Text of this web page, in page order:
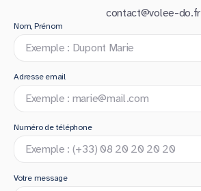
Nom, Prénom
Adresse email
Numéro de téléphone
Votre message
contact@volee-do.fr